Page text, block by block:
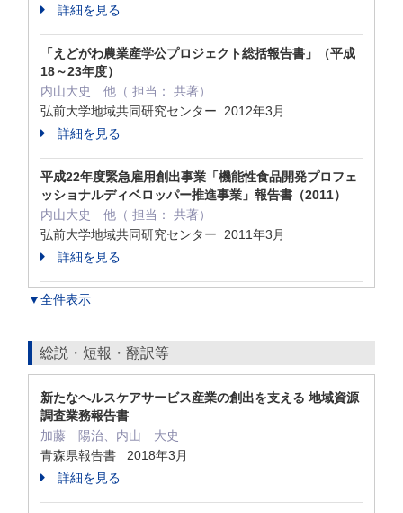
詳細を見る
「えどがわ農業産学公プロジェクト総括報告書」（平成
18～23年度）
内山大史 他（ 担当： 共著）
弘前大学地域共同研究センター 2012年3月
詳細を見る
平成22年度緊急雇用創出事業「機能性食品開発プロフェ
ッショナルディベロッパー推進事業」報告書（2011）
内山大史 他（ 担当： 共著）
弘前大学地域共同研究センター 2011年3月
詳細を見る
▼全件表示
総説・短報・翻訳等
新たなヘルスケアサービス産業の創出を支える 地域資源
調査業務報告書
加藤 陽治、内山 大史
青森県報告書 2018年3月
詳細を見る